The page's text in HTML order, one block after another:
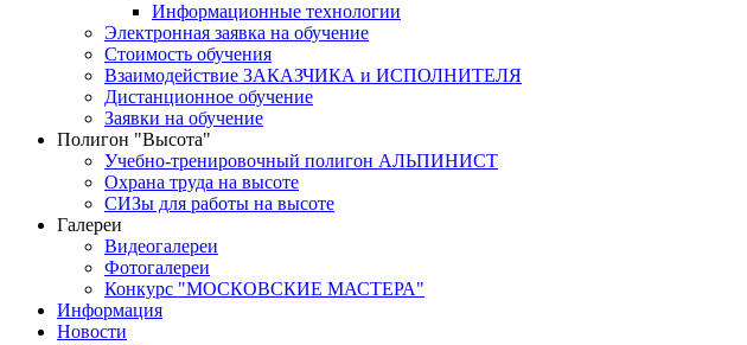
Информационные технологии
Электронная заявка на обучение
Стоимость обучения
Взаимодействие ЗАКАЗЧИКА и ИСПОЛНИТЕЛЯ
Дистанционное обучение
Заявки на обучение
Полигон "Высота"
Учебно-тренировочный полигон АЛЬПИНИСТ
Охрана труда на высоте
СИЗы для работы на высоте
Галереи
Видеогалереи
Фотогалереи
Конкурс "МОСКОВСКИЕ МАСТЕРА"
Информация
Новости